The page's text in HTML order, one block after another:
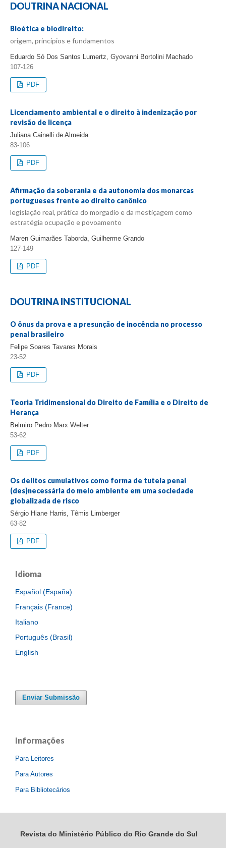
DOUTRINA NACIONAL
Bioética e biodireito:
origem, princípios e fundamentos
Eduardo Só Dos Santos Lumertz, Gyovanni Bortolini Machado
107-126
PDF
Licenciamento ambiental e o direito à indenização por
revisão de licença
Juliana Cainelli de Almeida
83-106
PDF
Afirmação da soberania e da autonomia dos monarcas
portugueses frente ao direito canônico
legislação real, prática do morgadio e da mestiçagem como
estratégia ocupação e povoamento
Maren Guimarães Taborda, Guilherme Grando
127-149
PDF
DOUTRINA INSTITUCIONAL
O ônus da prova e a presunção de inocência no processo
penal brasileiro
Felipe Soares Tavares Morais
23-52
PDF
Teoria Tridimensional do Direito de Família e o Direito de
Herança
Belmiro Pedro Marx Welter
53-62
PDF
Os delitos cumulativos como forma de tutela penal
(des)necessária do meio ambiente em uma sociedade
globalizada de risco
Sérgio Hiane Harris, Têmis Limberger
63-82
PDF
Idioma
Español (España)
Français (France)
Italiano
Português (Brasil)
English
Enviar Submissão
Informações
Para Leitores
Para Autores
Para Bibliotecários
Revista do Ministério Público do Rio Grande do Sul